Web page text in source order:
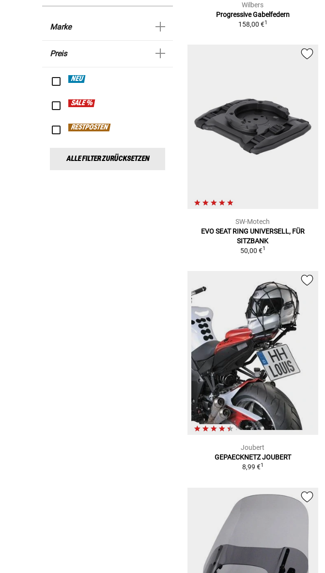
Marke
Preis
NEU
SALE %
RESTPOSTEN
ALLE FILTER ZURÜCKSETZEN
Wilbers
Progressive Gabelfedern
158,00 €1
SW-Motech
EVO SEAT RING UNIVERSELL, FÜR
SITZBANK
50,00 €1
Joubert
GEPAECKNETZ JOUBERT
8,99 €1